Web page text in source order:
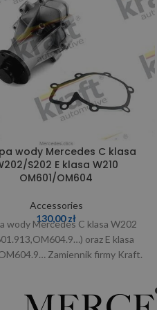
wody Mercedes C klasa
S202 E klasa W210
OM601/OM604
Accessories
130,00zł
wody Mercedes C klasa W202
oraz E klasa
Zamiennik firmy Kraft.